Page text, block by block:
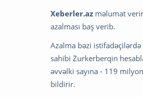
Xeberler.az məlumat
azalması baş verib.
Azalma bəzi istifadəçilərdə
sahibi Zurkerberqin
əvvəlki sayına - 119
bildirir.